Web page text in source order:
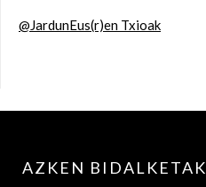
@JardunEus(r)en Txioak
AZKEN BIDALKETAK